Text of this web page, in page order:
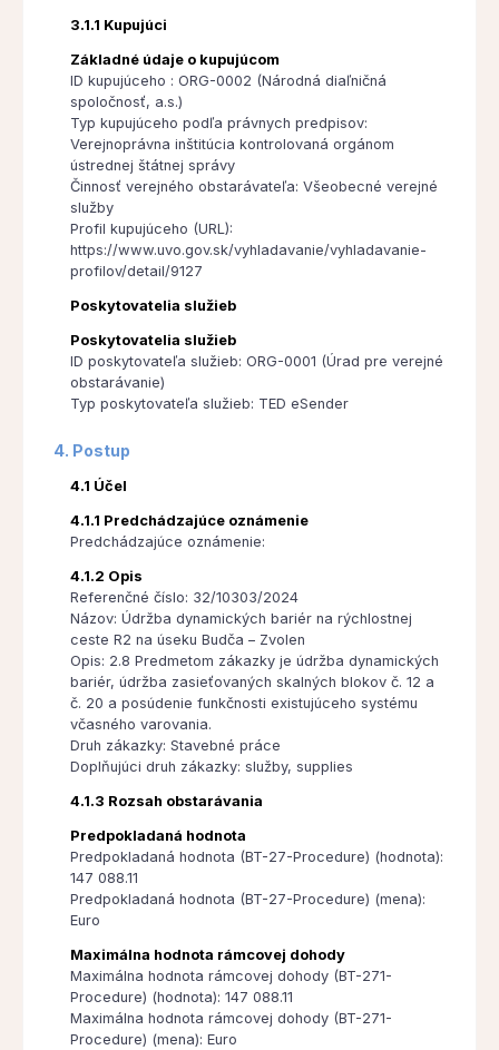
3.1.1 Kupujúci
Základné údaje o kupujúcom
ID kupujúceho : ORG-0002 (Národná diaľničná
spoločnosť, a.s.)
Typ kupujúceho podľa právnych predpisov:
Verejnoprávna inštitúcia kontrolovaná orgánom
ústrednej štátnej správy
Činnosť verejného obstarávateľa: Všeobecné verejné
služby
Profil kupujúceho (URL):
https://www.uvo.gov.sk/vyhladavanie/vyhladavanie-
profilov/detail/9127
Poskytovatelia služieb
Poskytovatelia služieb
ID poskytovateľa služieb: ORG-0001 (Úrad pre verejné
obstarávanie)
Typ poskytovateľa služieb: TED eSender
4. Postup
4.1 Účel
4.1.1 Predchádzajúce oznámenie
Predchádzajúce oznámenie:
4.1.2 Opis
Referenčné číslo: 32/10303/2024
Názov: Údržba dynamických bariér na rýchlostnej
ceste R2 na úseku Budča – Zvolen
Opis: 2.8 Predmetom zákazky je údržba dynamických
bariér, údržba zasieťovaných skalných blokov č. 12 a
č. 20 a posúdenie funkčnosti existujúceho systému
včasného varovania.
Druh zákazky: Stavebné práce
Doplňujúci druh zákazky: služby, supplies
4.1.3 Rozsah obstarávania
Predpokladaná hodnota
Predpokladaná hodnota (BT-27-Procedure) (hodnota):
147 088.11
Predpokladaná hodnota (BT-27-Procedure) (mena):
Euro
Maximálna hodnota rámcovej dohody
Maximálna hodnota rámcovej dohody (BT-271-
Procedure) (hodnota): 147 088.11
Maximálna hodnota rámcovej dohody (BT-271-
Procedure) (mena): Euro